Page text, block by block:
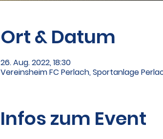
Ort & Datum
26. Aug. 2022, 18:30
Vereinsheim FC Perlach, Sportanlage
Infos zum Event